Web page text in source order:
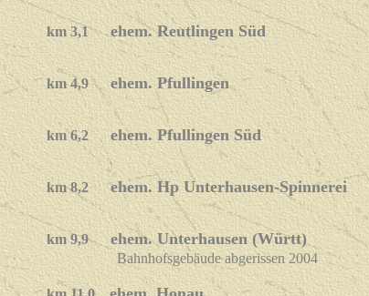
km 3,1 ehem. Reutlingen Süd
km 4,9 ehem. Pfullingen
km 6,2 ehem. Pfullingen Süd
km 8,2ehem. Hp Unterhausen-Spinnerei
km 9,9ehem. Unterhausen (Württ)
Bahnhofsgebäude abgerissen 2004